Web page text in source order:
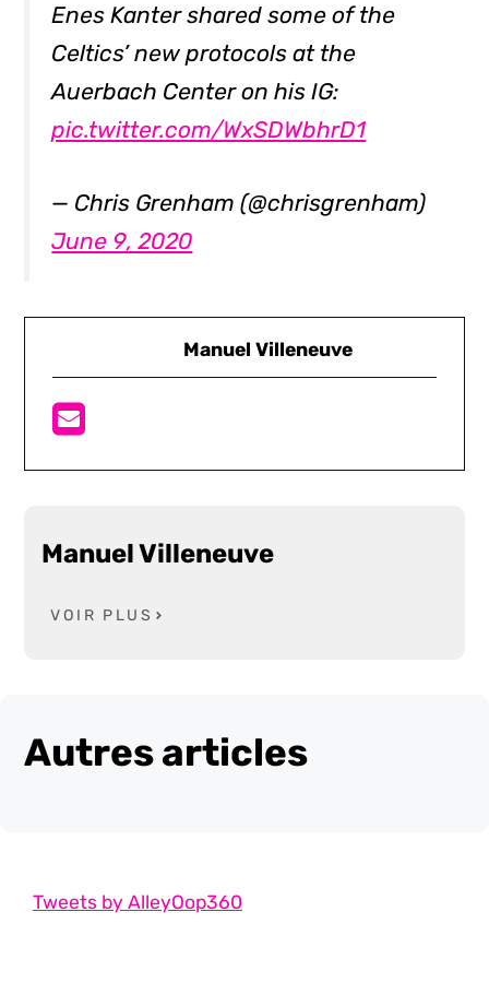
Enes Kanter shared some of the
Celtics’ new protocols at the
Auerbach Center on his IG:
pic.twitter.com/WxSDWbhrD1
— Chris Grenham (@chrisgrenham)
June 9, 2020
Manuel Villeneuve
Manuel Villeneuve
VOIR PLUS
Autres articles
Tweets by AlleyOop360